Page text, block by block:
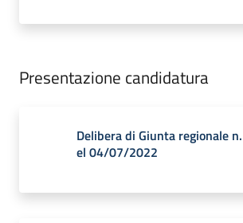
Presentazione candidatura
Delibera di Giunta regionale
el 04/07/2022